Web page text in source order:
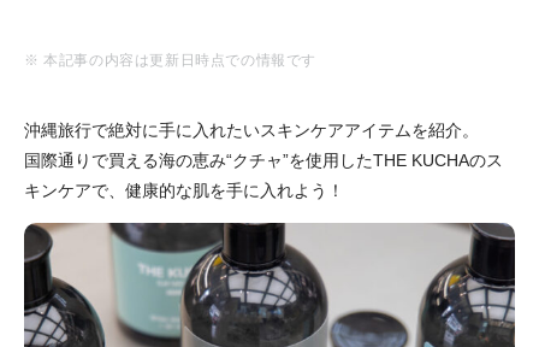
※ 本記事の内容は更新日時点での情報です
沖縄旅行で絶対に手に入れたいスキンケアアイテムを紹介。
国際通りで買える海の恵み“クチャ”を使用したTHE KUCHAのス
キンケアで、健康的な肌を手に入れよう！